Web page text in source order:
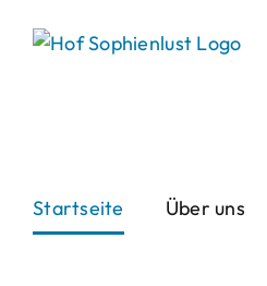
Startseite Über uns